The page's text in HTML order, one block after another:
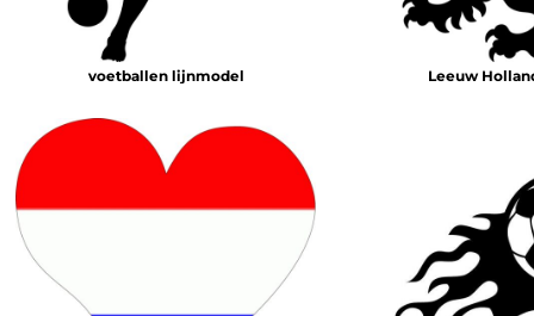
voetballen lijnmodel Leeuw
HELP
TANKTOP BEDRUKT
JASSEN BEDRUKKEN
BABYKLEDING BEDRUKKEN
SHOPPING
SHOPPING